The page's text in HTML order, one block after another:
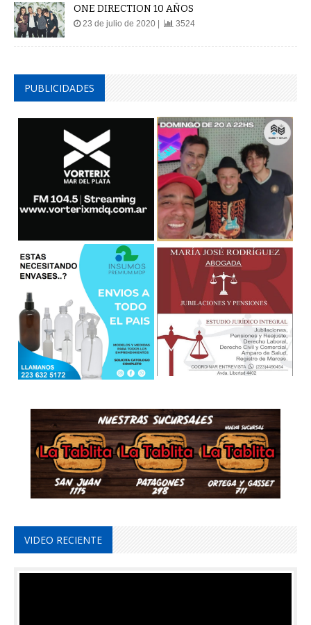
ONE DIRECTION 10 AÑOS
23 de julio de 2020 | 3524
PUBLICIDADES
VIDEO RECIENTE